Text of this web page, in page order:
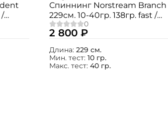
/
Спиннинг Norstream Branch
229см. 10-40гр. 138гр. fast /
BRS-762MH
2 800 ₽
Длина: 229 см.
Мин. тест: 10 гр.
Макс. тест: 40 гр.